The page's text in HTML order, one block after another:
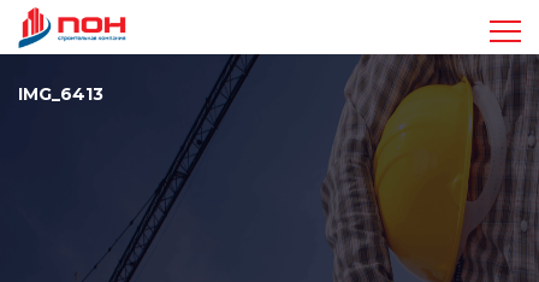
Достижения
IMG_6413